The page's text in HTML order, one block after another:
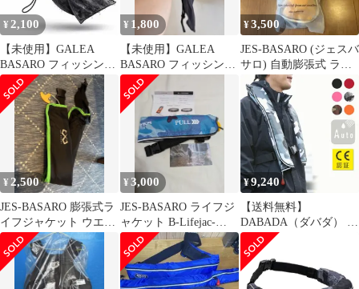
¥ 2,100
【未使用】GALEA
BASARO フィッシング
ハット 迷彩 釣り 帽子
¥ 1,800
【未使用】GALEA
BASARO フィッシング
ハット 迷彩 釣り 帽子
¥3,500
JES-BASARO (ジェスバ
サロ) 自動膨張式 ライ
フジャケット ノンマ
ーク
¥ 2,500
JES-BASARO 膨張式ラ
イフジャケット ウエス
トベルトタイプ
¥3,000
JES-BASARO ライフジ
ャケット B-Lifejac-
LS01
¥9,240
【送料無料】
DABADA（ダバダ） ラ
イフジャケット ベスト/
自動膨張式 CE認証 釣
り用 災害用 SUP用 救
命胴衣 ベスト型 フリー